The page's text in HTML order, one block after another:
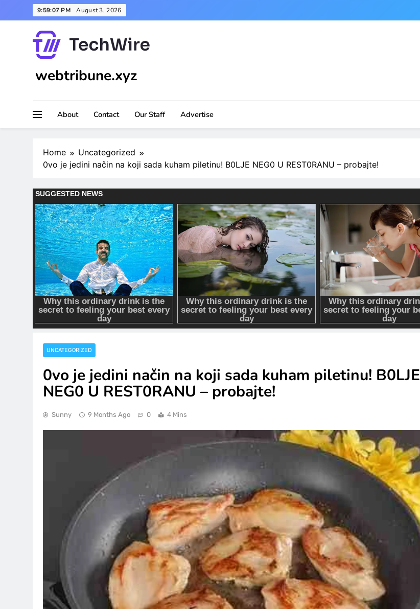
to
9:59:09 PM August 3, 2026
webtribune.xyz
About Contact Our Staff Advertise
Home
Uncategorized
0vo je jedini način na koji sada kuham piletinu! B0LJE NEG0 U REST0RANU – probajte!
UNCATEGORIZED
0vo je jedini način na koji sada kuham piletinu! B0LJE
NEG0 U REST0RANU – probajte!
Sunny 9 Months Ago 0 4 Mins